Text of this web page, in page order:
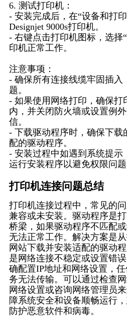
6. 测试打印机：
- 安装完成后，在“设备和打
Designjet 9000s打印机。
- 右键点击打印机图标，选择
印机正常工作。
注意事项：
- 确保所有连接线缆牢固插入
题。
- 如果使用网络打印，确保打
内，并关闭防火墙或设置例
信。
- 下载驱动程序时，确保下载
配的驱动程序。
- 安装过程中如遇到系统提示
运行安装程序以避免权限问题
打印机连接问题总结
打印机连接过程中，常见的
兼容或未安装。驱动程序是
桥梁，如果驱动程序不匹配
无法正常工作。解决方案是
网站下载并安装适配的驱动
是网络连接不稳定或设置错
确配置IP地址和网络设置，
务无法传输。可以通过检查
网络设置或咨询网络管理员
障系统安全和设备顺畅运行
防护恶意软件和病毒。